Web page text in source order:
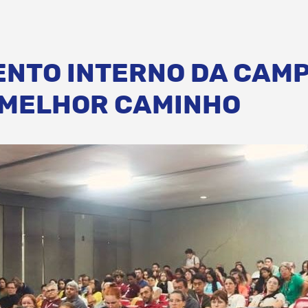
INTERNO DA
CAMINHO